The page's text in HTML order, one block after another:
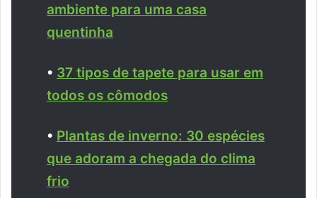
ambiente para uma casa
quentinha
• 37 tipos de tapete para usar em
todos os cômodos
• Plantas de inverno: 30 espécies
que adoram a chegada do clima
frio